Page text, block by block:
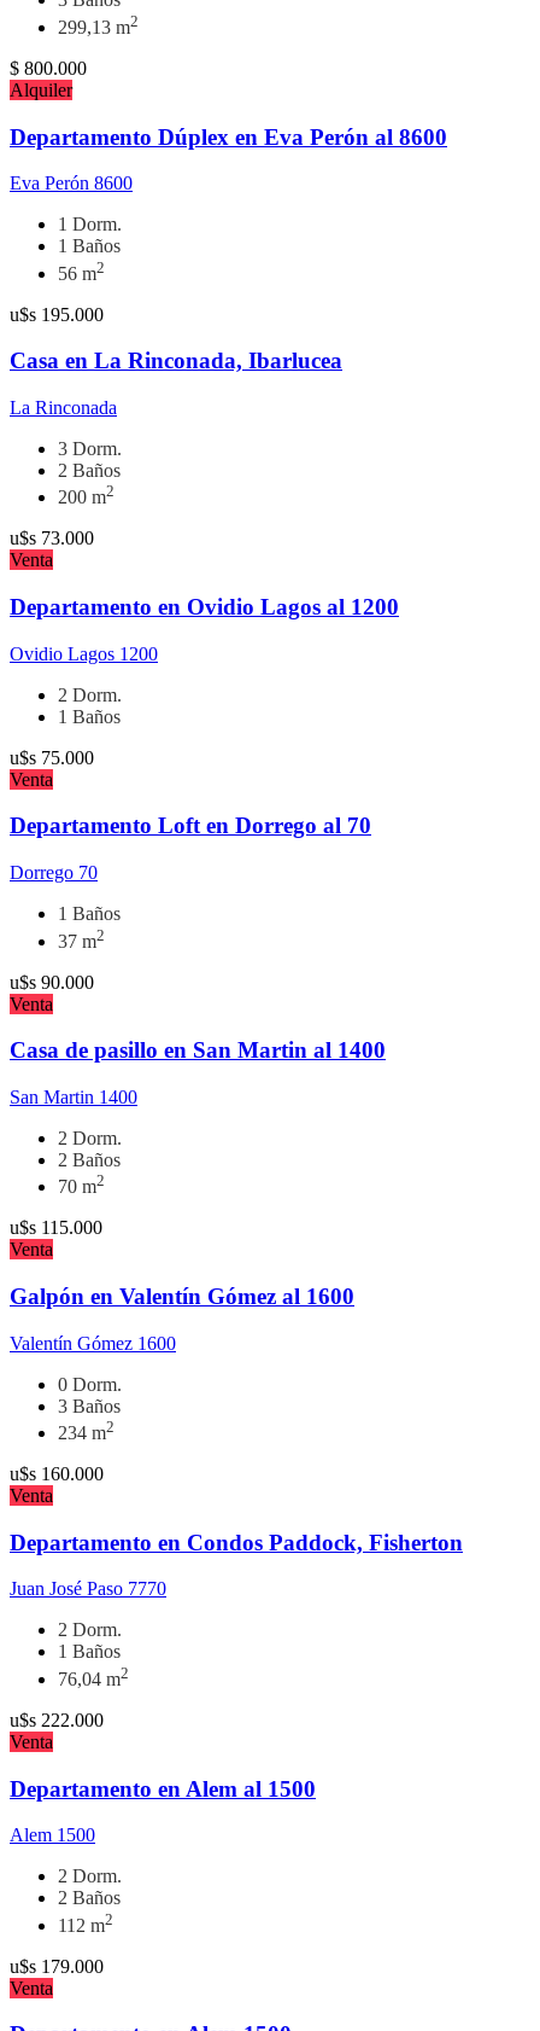
299,13 m2
$ 800.000
Alquiler
Departamento Dúplex en Eva Perón al 8600
Eva Perón 8600
1 Dorm.
1 Baños
56 m2
u$s 195.000
Casa en La Rinconada, Ibarlucea
La Rinconada
3 Dorm.
2 Baños
200 m2
u$s 73.000
Venta
Departamento en Ovidio Lagos al 1200
Ovidio Lagos 1200
2 Dorm.
1 Baños
u$s 75.000
Venta
Departamento Loft en Dorrego al 70
Dorrego 70
1 Baños
37 m2
u$s 90.000
Venta
Casa de pasillo en San Martin al 1400
San Martin 1400
2 Dorm.
2 Baños
70 m2
u$s 115.000
Venta
Galpón en Valentín Gómez al 1600
Valentín Gómez 1600
0 Dorm.
3 Baños
234 m2
u$s 160.000
Venta
Departamento en Condos Paddock, Fisherton
Juan José Paso 7770
2 Dorm.
1 Baños
76,04 m2
u$s 222.000
Venta
Departamento en Alem al 1500
Alem 1500
2 Dorm.
2 Baños
112 m2
u$s 179.000
Venta